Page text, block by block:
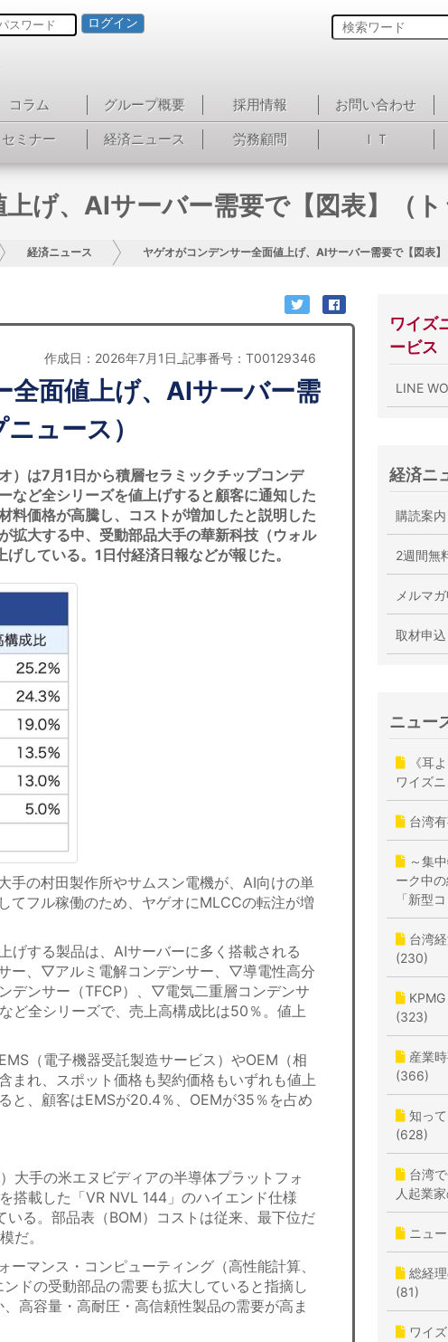
ログイン
コラム グループ概要 採用情報 お問い合わせ
セミナー 経済ニュース 労務顧問 ＩＴ
げ、AIサーバー需要で【図表】（ト
経済ニュース ヤゲオがコンデンサー全面値上げ、AIサーバー需要で【図表】
作成日：2026年7月1日_記事番号：T00129346
全面値上げ、AIサーバー需
ュース）
）は7月1日から積層セラミックチップコンデ
など全シリーズを値上げすると顧客に通知した
料価格が高騰し、コストが増加したと説明した
拡大する中、受動部品大手の華新科技（ウォル
している。1日付経済日報などが報じた。
の村田製作所やサムスン電機が、AI向けの単
てフル稼働のため、ヤゲオにMLCCの転注が増
する製品は、AIサーバーに多く搭載される
ー、▽アルミ電解コンデンサー、▽導電性高分
デンサー（TFCP）、▽電気二重層コンデンサ
ど全シリーズで、売上高構成比は50％。値上
（電子機器受託製造サービス）やOEM（相
まれ、スポット価格も契約価格もいずれも値上
と、顧客はEMSが20.4％、OEMが35％を占め
大手の米エヌビディアの半導体プラットフォ
搭載した「VR NVL 144」のハイエンド仕様
る。部品表（BOM）コストは従来、最下位だ
だ。
マンス・コンピューティング（高性能計算、
ドの受動部品の需要も拡大していると指摘し
高容量・高耐圧・高信頼性製品の需要が高ま
ワイズ
ービス
LINE
経済ニ
購読案内
2週間無
メルマ
取材申込
ニュー
《耳
ワイズ
台湾
～集
ーク中
「新型
台湾
(230)
(323)
産業
(366)
知っ
(628)
台湾
人起業
ニュ
総経
(81)
ワイ